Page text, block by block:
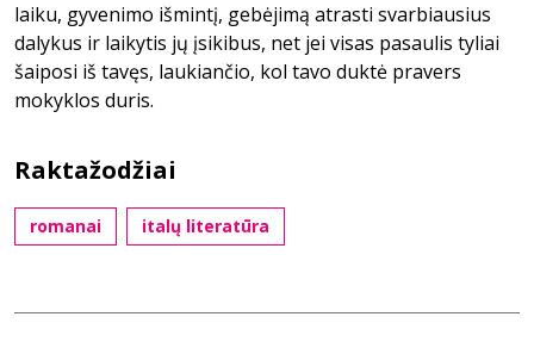
laiku, gyvenimo išmintį, gebėjimą atrasti svarbiausius
dalykus ir laikytis jų įsikibus, net jei visas pasaulis tyliai
šaiposi iš tavęs, laukiančio, kol tavo duktė pravers
mokyklos duris.
Raktažodžiai
romanai italų literatūra